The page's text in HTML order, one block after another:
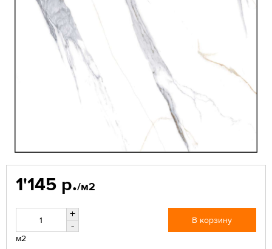
1'145 р./м2
+
-
м2
В корзину